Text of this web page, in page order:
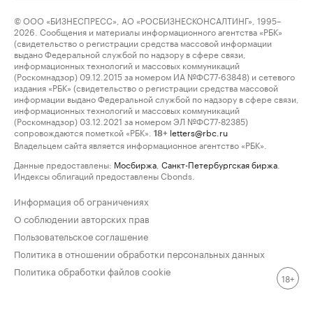
© ООО «БИЗНЕСПРЕСС», АО «РОСБИЗНЕСКОНСАЛТИНГ», 1995–
2026. Сообщения и материалы информационного агентства «РБК»
(свидетельство о регистрации средства массовой информации
выдано Федеральной службой по надзору в сфере связи,
информационных технологий и массовых коммуникаций
(Роскомнадзор) 09.12.2015 за номером ИА №ФС77-63848) и сетевого
издания «РБК» (свидетельство о регистрации средства массовой
информации выдано Федеральной службой по надзору в сфере связи,
информационных технологий и массовых коммуникаций
(Роскомнадзор) 03.12.2021 за номером ЭЛ №ФС77-82385)
сопровождаются пометкой «РБК».
18+ letters@rbc.ru
Владельцем сайта является информационное агентство «РБК».
Данные предоставлены: Мосбиржа Санкт-Петербургская биржа
Индексы облигаций предоставлены Cbonds.
Информация об ограничениях
О соблюдении авторских прав
Пользовательское соглашение
Политика в отношении обработки персональных данных
Политика обработки файлов cookie
18+